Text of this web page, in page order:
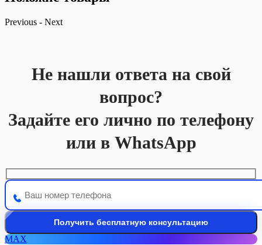
Previous - Next
Не нашли ответа на свой
вопрос?
Задайте его лично по телефону
или в WhatsApp
MAX